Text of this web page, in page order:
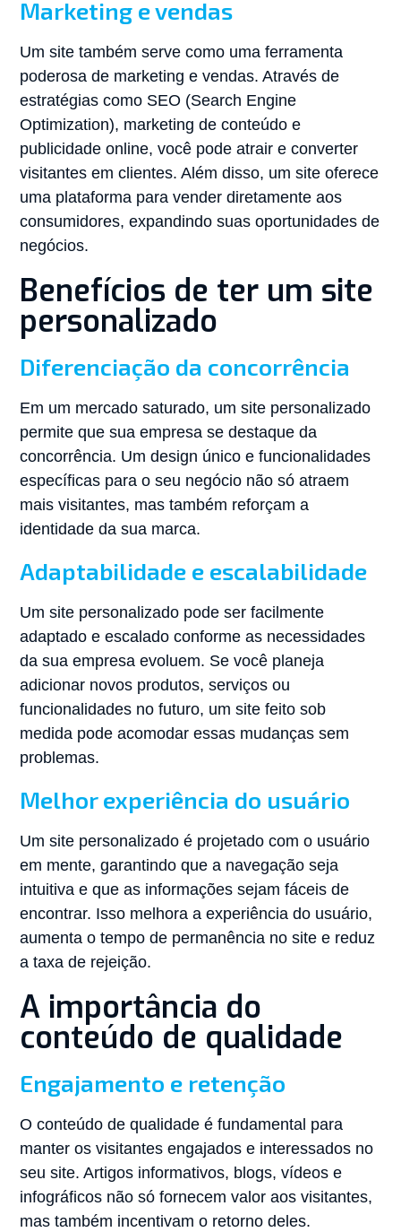
Marketing e vendas
Um site também serve como uma ferramenta
poderosa de marketing e vendas. Através de
estratégias como SEO (Search Engine
Optimization), marketing de conteúdo e
publicidade online, você pode atrair e converter
visitantes em clientes. Além disso, um site oferece
uma plataforma para vender diretamente aos
consumidores, expandindo suas oportunidades de
negócios.
Benefícios de ter um site
personalizado
Diferenciação da concorrência
Em um mercado saturado, um site personalizado
permite que sua empresa se destaque da
concorrência. Um design único e funcionalidades
específicas para o seu negócio não só atraem
mais visitantes, mas também reforçam a
identidade da sua marca.
Adaptabilidade e escalabilidade
Um site personalizado pode ser facilmente
adaptado e escalado conforme as necessidades
da sua empresa evoluem. Se você planeja
adicionar novos produtos, serviços ou
funcionalidades no futuro, um site feito sob
medida pode acomodar essas mudanças sem
problemas.
Melhor experiência do usuário
Um site personalizado é projetado com o usuário
em mente, garantindo que a navegação seja
intuitiva e que as informações sejam fáceis de
encontrar. Isso melhora a experiência do usuário,
aumenta o tempo de permanência no site e reduz
a taxa de rejeição.
A importância do
conteúdo de qualidade
Engajamento e retenção
O conteúdo de qualidade é fundamental para
manter os visitantes engajados e interessados no
seu site. Artigos informativos, blogs, vídeos e
infográficos não só fornecem valor aos visitantes,
mas também incentivam o retorno deles.